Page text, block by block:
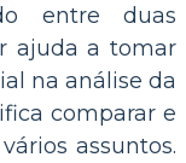
entre duas
ajuda a tomar
na análise da
comparar e
assuntos.